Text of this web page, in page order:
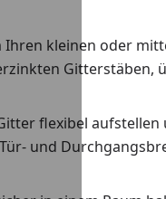
kleinen oder
flexibel
und